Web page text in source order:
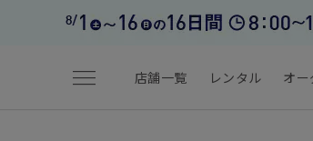
menu 店舗一覧 レンタル オー